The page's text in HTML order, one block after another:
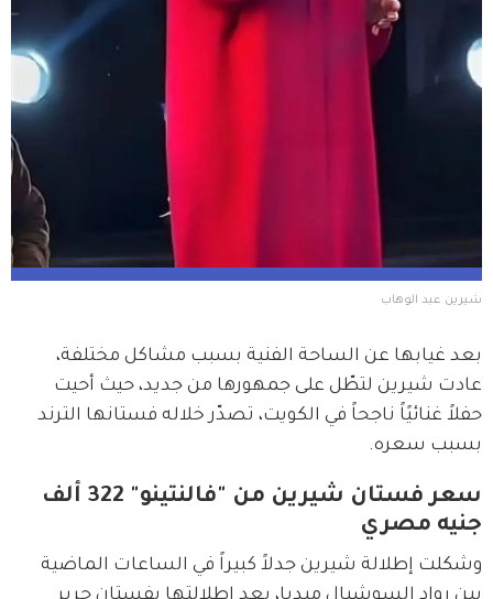
شيرين عبد الوهاب
بعد غيابها عن الساحة الفنية بسبب مشاكل مختلفة،
عادت شيرين لتطّل على جمهورها من جديد، حيث أحيت
حفلاً غنائيًاً ناجحاً في الكويت، تصدّر خلاله فستانها الترند
بسبب سعره.
سعر فستان شيرين من "فالنتينو" 322 ألف
جنيه مصري
وشكلت إطلالة شيرين جدلاً كبيراً في الساعات الماضية